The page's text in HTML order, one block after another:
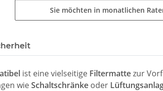
Sie möchten in monatlichen
ist eine vielseitige Filtermattezur
wieSchaltschränke oder